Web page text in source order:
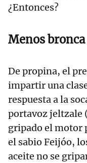
¿Entonces?
Menos bronca
De propina, el
impartir una
respuesta a la
portavoz jeltzale
gripado el motor
el sabio Feijóo,
aceite no se